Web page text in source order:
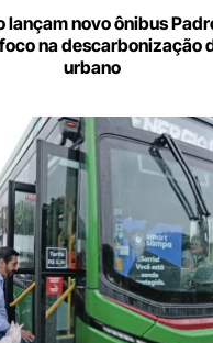
lançam novo ônibus
na descarbonização
urbano